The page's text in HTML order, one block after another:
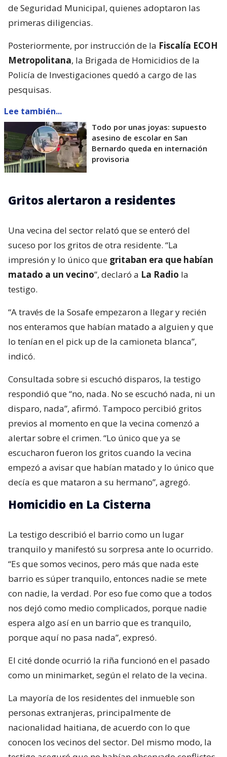
de Seguridad Municipal, quienes adoptaron las
primeras diligencias.
Posteriormente, por instrucción de la Fiscalía ECOH
Metropolitana, la Brigada de Homicidios de la
Policía de Investigaciones quedó a cargo de las
pesquisas.
Lee también...
Todo por unas joyas: supuesto
asesino de escolar en San
Bernardo queda en internación
provisoria
Gritos alertaron a residentes
Una vecina del sector relató que se enteró del
suceso por los gritos de otra residente. “La
impresión y lo único que gritaban era que habían
matado a un vecino”, declaró a La Radio la
testigo.
“A través de la Sosafe empezaron a llegar y recién
nos enteramos que habían matado a alguien y que
lo tenían en el pick up de la camioneta blanca”,
indicó.
Consultada sobre si escuchó disparos, la testigo
respondió que “no, nada. No se escuchó nada, ni un
disparo, nada”, afirmó. Tampoco percibió gritos
previos al momento en que la vecina comenzó a
alertar sobre el crimen. “Lo único que ya se
escucharon fueron los gritos cuando la vecina
empezó a avisar que habían matado y lo único que
decía es que mataron a su hermano”, agregó.
Homicidio en La Cisterna
La testigo describió el barrio como un lugar
tranquilo y manifestó su sorpresa ante lo ocurrido.
“Es que somos vecinos, pero más que nada este
barrio es súper tranquilo, entonces nadie se mete
con nadie, la verdad. Por eso fue como que a todos
nos dejó como medio complicados, porque nadie
espera algo así en un barrio que es tranquilo,
porque aquí no pasa nada”, expresó.
El cité donde ocurrió la riña funcionó en el pasado
como un minimarket, según el relato de la vecina.
La mayoría de los residentes del inmueble son
personas extranjeras, principalmente de
nacionalidad haitiana, de acuerdo con lo que
conocen los vecinos del sector. Del mismo modo, la